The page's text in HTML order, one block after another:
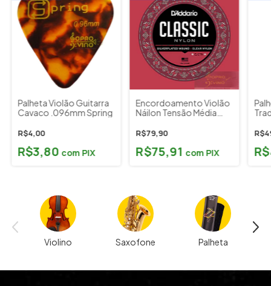
Palheta Violão Guitarra
Cavaco .096mm Spring
R$4,00
R$3,80 com PIX
Encordoamento Violão
Náilon Tensão Média
R$79,90
R$75,91 com PIX
Violino Saxofone Palheta